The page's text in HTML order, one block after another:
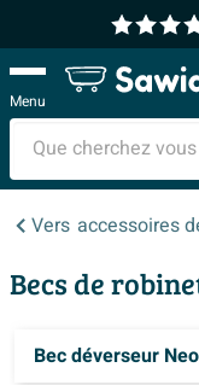
Menu
Vers accessoires
Becs de
Bec déverseur